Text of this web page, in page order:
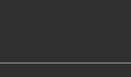
Sử dụng nhẹ nhàng,
Đảm bảo sản phẩm